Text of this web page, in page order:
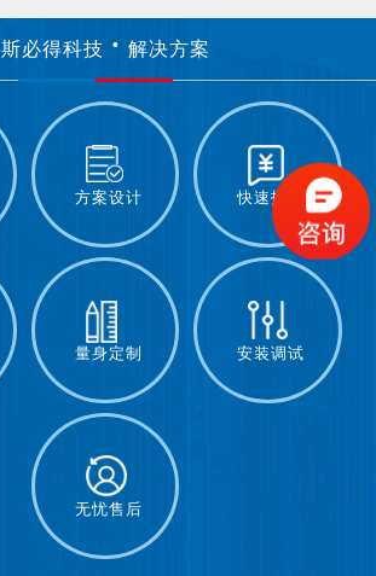
斯必得科技 解决方案
方案设计 快速报价
量身定制 安装调试
无忧售后